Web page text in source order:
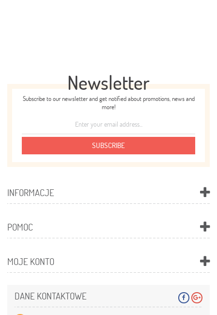
Newsletter
Subscribe to our newsletter and get notified about promotions, news and
more!
SUBSCRIBE
INFORMACJE
POMOC
MOJE KONTO
DANE KONTAKTOWE